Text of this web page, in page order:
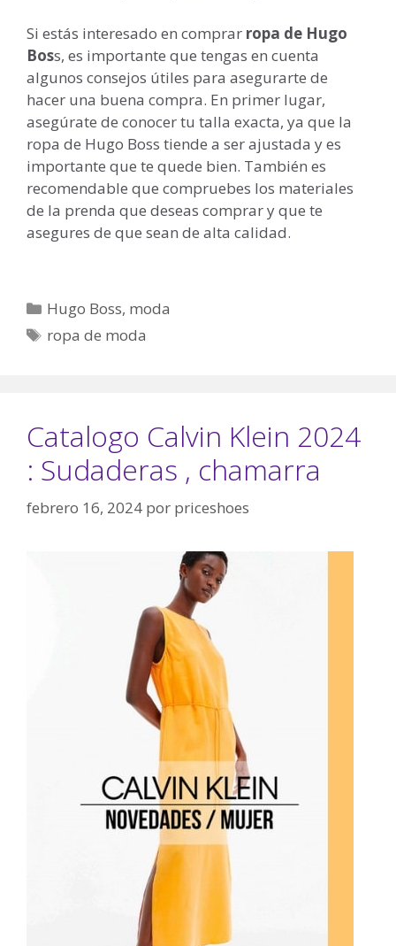
Si estás interesado en comprar ropa de Hugo
Boss, es importante que tengas en cuenta
algunos consejos útiles para asegurarte de
hacer una buena compra. En primer lugar,
asegúrate de conocer tu talla exacta, ya que la
ropa de Hugo Boss tiende a ser ajustada y es
importante que te quede bien. También es
recomendable que compruebes los materiales
de la prenda que deseas comprar y que te
asegures de que sean de alta calidad.
Categorías
Hugo Boss, moda
Etiquetas
ropa de moda
Catalogo Calvin Klein 2024
: Sudaderas , chamarra
febrero 16, 2024 por priceshoes